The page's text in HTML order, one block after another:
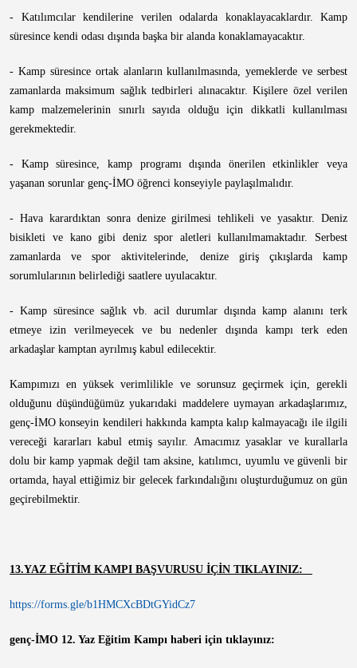
- Katılımcılar kendilerine verilen odalarda konaklayacaklardır. Kamp
süresince kendi odası dışında başka bir alanda konaklamayacaktır.
- Kamp süresince ortak alanların kullanılmasında, yemeklerde ve serbest
zamanlarda maksimum sağlık tedbirleri alınacaktır. Kişilere özel verilen
kamp malzemelerinin sınırlı sayıda olduğu için dikkatli kullanılması
gerekmektedir.
- Kamp süresince, kamp programı dışında önerilen etkinlikler veya
yaşanan sorunlar genç-İMO öğrenci konseyiyle paylaşılmalıdır.
- Hava karardıktan sonra denize girilmesi tehlikeli ve yasaktır. Deniz
bisikleti ve kano gibi deniz spor aletleri kullanılmamaktadır. Serbest
zamanlarda ve spor aktivitelerinde, denize giriş çıkışlarda kamp
sorumlularının belirlediği saatlere uyulacaktır.
- Kamp süresince sağlık vb. acil durumlar dışında kamp alanını terk
etmeye izin verilmeyecek ve bu nedenler dışında kampı terk eden
arkadaşlar kamptan ayrılmış kabul edilecektir.
Kampımızı en yüksek verimlilikle ve sorunsuz geçirmek için, gerekli
olduğunu düşündüğümüz yukarıdaki maddelere uymayan arkadaşlarımız,
genç-İMO konseyin kendileri hakkında kampta kalıp kalmayacağı ile ilgili
vereceği kararları kabul etmiş sayılır. Amacımız yasaklar ve kurallarla
dolu bir kamp yapmak değil tam aksine, katılımcı, uyumlu ve güvenli bir
ortamda, hayal ettiğimiz bir gelecek farkındalığını oluşturduğumuz on gün
geçirebilmektir.
13.YAZ EĞİTİM KAMPI BAŞVURUSU İÇİN TIKLAYINIZ:
https://forms.gle/b1HMCXcBDtGYidCz7
genç-İMO 12. Yaz Eğitim Kampı haberi için tıklayınız: